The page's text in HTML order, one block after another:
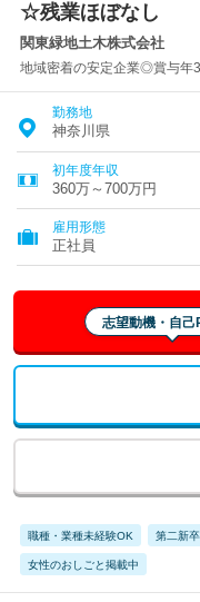
☆残業ほぼなし
関東緑地土木株式会社
地域密着の安定企業◎賞与
勤務地
神奈川県
初年度年収
360万～700万円
雇用形態
正社員
志望動機・自己
職種・業種未経験OK 第二新
女性のおしごと掲載中